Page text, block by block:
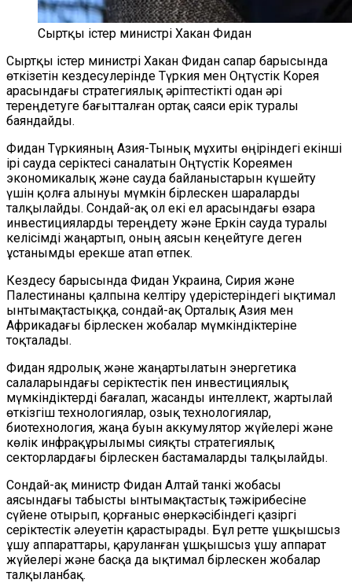
Сыртқы істер министрі Хакан Фидан
Сыртқы істер министрі Хакан Фидан сапар барысында
өткізетін кездесулерінде Түркия мен Оңтүстік Корея
арасындағы стратегиялық әріптестікті одан әрі
тереңдетуге бағытталған ортақ саяси ерік туралы
баяндайды.
Фидан Түркияның Азия-Тынық мұхиты өңіріндегі екінші
ірі сауда серіктесі саналатын Оңтүстік Кореямен
экономикалық және сауда байланыстарын күшейту
үшін қолға алынуы мүмкін бірлескен шараларды
талқылайды. Сондай-ақ ол екі ел арасындағы өзара
инвестицияларды тереңдету және Еркін сауда туралы
келісімді жаңартып, оның аясын кеңейтуге деген
ұстанымды ерекше атап өтпек.
Кездесу барысында Фидан Украина, Сирия және
Палестинаны қалпына келтіру үдерістеріндегі ықтимал
ынтымақтастыққа, сондай-ақ Орталық Азия мен
Африкадағы бірлескен жобалар мүмкіндіктеріне
тоқталады.
Фидан ядролық және жаңартылатын энергетика
салаларындағы серіктестік пен инвестициялық
мүмкіндіктерді бағалап, жасанды интеллект, жартылай
өткізгіш технологиялар, озық технологиялар,
биотехнология, жаңа буын аккумулятор жүйелері және
көлік инфрақұрылымы сияқты стратегиялық
секторлардағы бірлескен бастамаларды талқылайды.
Сондай-ақ министр Фидан Алтай танкі жобасы
аясындағы табысты ынтымақтастық тәжірибесіне
сүйене отырып, қорғаныс өнеркәсібіндегі қазіргі
серіктестік әлеуетін қарастырады. Бұл ретте ұшқышсыз
ұшу аппараттары, қаруланған ұшқышсыз ұшу аппарат
жүйелері және басқа да ықтимал бірлескен жобалар
талқыланбақ.